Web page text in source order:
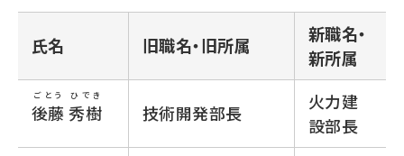
氏名 旧職名・旧所属
新職名・
新所属
後藤 秀樹
ごとう ひでき
技術開発部長
火力建
設部長